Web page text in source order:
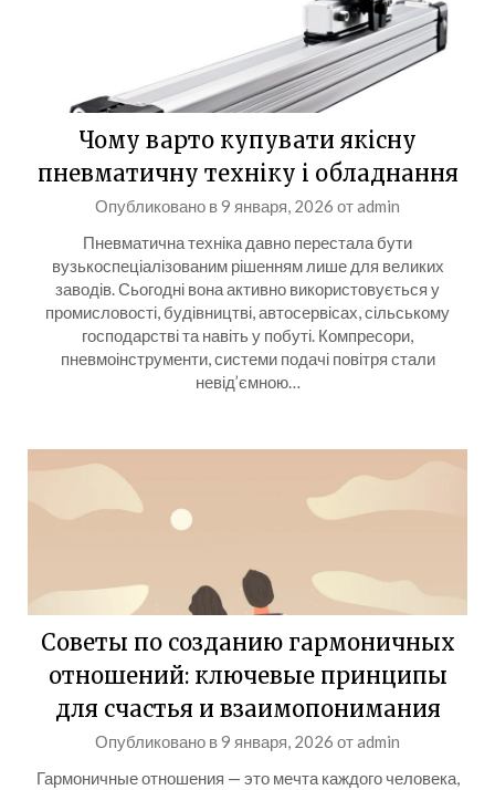
Чому варто купувати якісну
пневматичну техніку і обладнання
Опубликовано в9 января, 2026 отadmin
Пневматична техніка давно перестала бути
вузькоспеціалізованим рішенням лише для великих
заводів. Сьогодні вона активно використовується у
промисловості, будівництві, автосервісах, сільському
господарстві та навіть у побуті. Компресори,
пневмоінструменти, системи подачі повітря стали
невід’ємною…
Советы по созданию гармоничных
отношений: ключевые принципы
для счастья и взаимопонимания
Опубликовано в9 января, 2026 отadmin
Гармоничные отношения — это мечта каждого человека,